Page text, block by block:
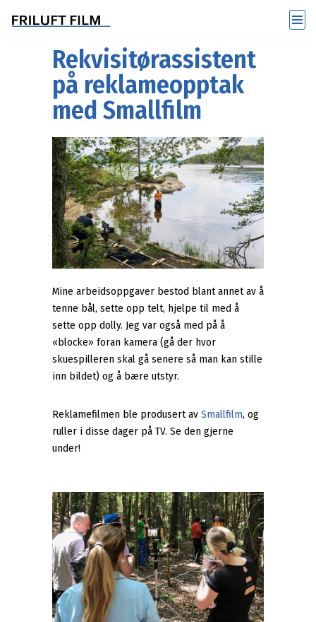
Rekvisitørassistent
på reklameopptak
med Smallfilm
Mine arbeidsoppgaver bestod blant annet av å
tenne bål, sette opp telt, hjelpe til med å
sette opp dolly. Jeg var også med på å
«blocke» foran kamera (gå der hvor
skuespilleren skal gå senere så man kan stille
inn bildet) og å bære utstyr.
Reklamefilmen ble produsert av Smallfilm, og
ruller i disse dager på TV. Se den gjerne
under!